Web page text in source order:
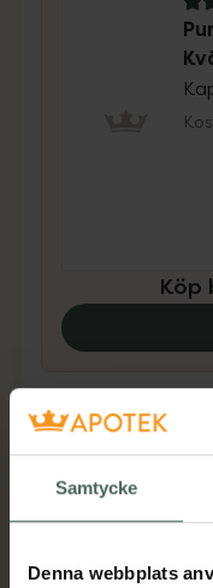
Samtycke
Denna webbplats
Köp
Beskrivning